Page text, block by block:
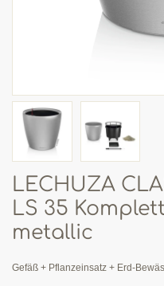
LECHUZA
LS 35
metallic
Gefäß + Pflanzeinsatz + Erd-